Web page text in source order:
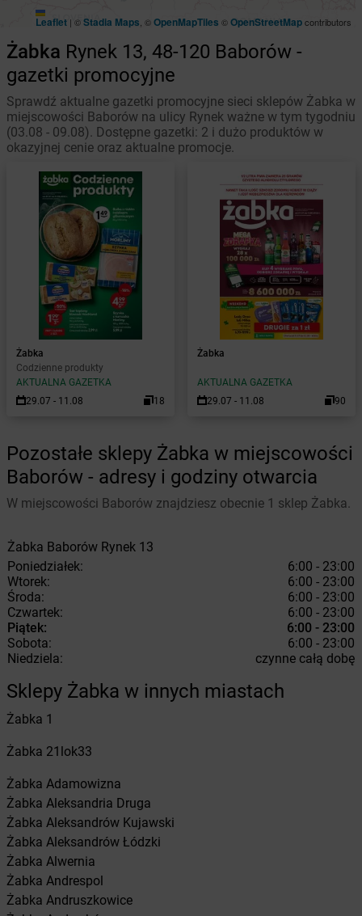
Leaflet | ©Stadia Maps , ©OpenMapTiles ©OpenStreetMapcontributors
Żabka Rynek 13, 48-120 Baborów -
gazetki promocyjne
Sprawdź aktualne gazetki promocyjne sieci sklepów Żabka w
miejscowości Baborów na ulicy Rynek ważne w tym tygodniu
(03.08 - 09.08). Dostępne gazetki: 2 i dużo produktów w
okazyjnej cenie oraz aktualne promocje.
Żabka
Codzienne produkty
AKTUALNA GAZETKA
29.07 - 11.08
18
Żabka
AKTUALNA GAZETKA
29.07 - 11.08
90
Pozostałe sklepy Żabka w miejscowości
Baborów - adresy i godziny otwarcia
W miejscowości Baborów znajdziesz obecnie 1 sklep Żabka.
Żabka Baborów Rynek 13
Poniedziałek:
6:00 - 23:00
Wtorek:
6:00 - 23:00
Środa:
6:00 - 23:00
Czwartek:
6:00 - 23:00
Piątek:
6:00 - 23:00
Sobota:
6:00 - 23:00
Niedziela:
czynne całą dobę
Sklepy Żabka w innych miastach
Żabka 1
Żabka 21lok33
Żabka Adamowizna
Żabka Aleksandria Druga
Żabka Aleksandrów Kujawski
Żabka Aleksandrów Łódzki
Żabka Alwernia
Żabka Andrespol
Żabka Andruszkowice